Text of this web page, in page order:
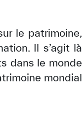
le patrimoine,
Il s’agit là
dans le monde
mondial